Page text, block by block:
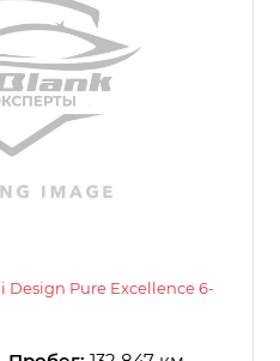
Design Pure Excellence 6-